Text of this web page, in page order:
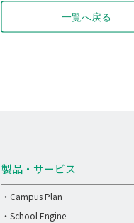
製品・サービス
・Campus Plan
・School Engine